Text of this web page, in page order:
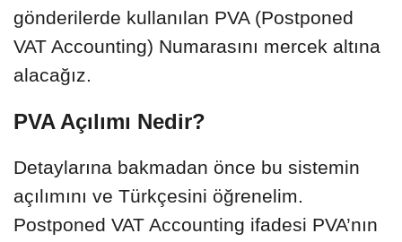
gönderilerde kullanılan PVA (Postponed
VAT Accounting) Numarasını mercek altına
alacağız.
PVA Açılımı Nedir?
Detaylarına bakmadan önce bu sistemin
açılımını ve Türkçesini öğrenelim.
Postponed VAT Accounting ifadesi PVA’nın